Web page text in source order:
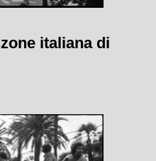
italiana di